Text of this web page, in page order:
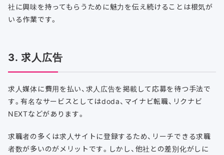
社に興味を持ってもらうために魅力を伝え続けることは根気が
いる作業です。
3. 求人広告
求人媒体に費用を払い、求人広告を掲載して応募を待つ手法で
す。有名なサービスとしてはdoda、マイナビ転職、リクナビ
NEXTなどがあります。
求職者の多くは求人サイトに登録するため、リーチできる求職
者数が多いのがメリットです。しかし、他社との差別化がしに